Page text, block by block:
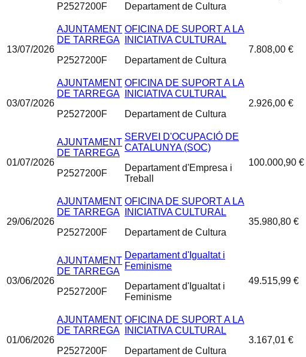
P2527200F
Departament de Cultura
13/07/2026
AJUNTAMENT
DE TARREGA
P2527200F
OFICINA DE SUPORT A LA
INICIATIVA CULTURAL
Departament de Cultura
7.808,00 €
03/07/2026
AJUNTAMENT
DE TARREGA
P2527200F
OFICINA DE SUPORT A LA
INICIATIVA CULTURAL
Departament de Cultura
2.926,00 €
01/07/2026
AJUNTAMENT
DE TARREGA
P2527200F
SERVEI D'OCUPACIÓ DE
CATALUNYA (SOC)
Departament d'Empresa i
Treball
100.000,90 €
29/06/2026
AJUNTAMENT
DE TARREGA
P2527200F
OFICINA DE SUPORT A LA
INICIATIVA CULTURAL
Departament de Cultura
35.980,80 €
03/06/2026
AJUNTAMENT
DE TARREGA
P2527200F
Departament d'Igualtat i
Feminisme
Departament d'Igualtat i
Feminisme
49.515,99 €
01/06/2026
AJUNTAMENT
DE TARREGA
P2527200F
OFICINA DE SUPORT A LA
INICIATIVA CULTURAL
Departament de Cultura
3.167,01 €